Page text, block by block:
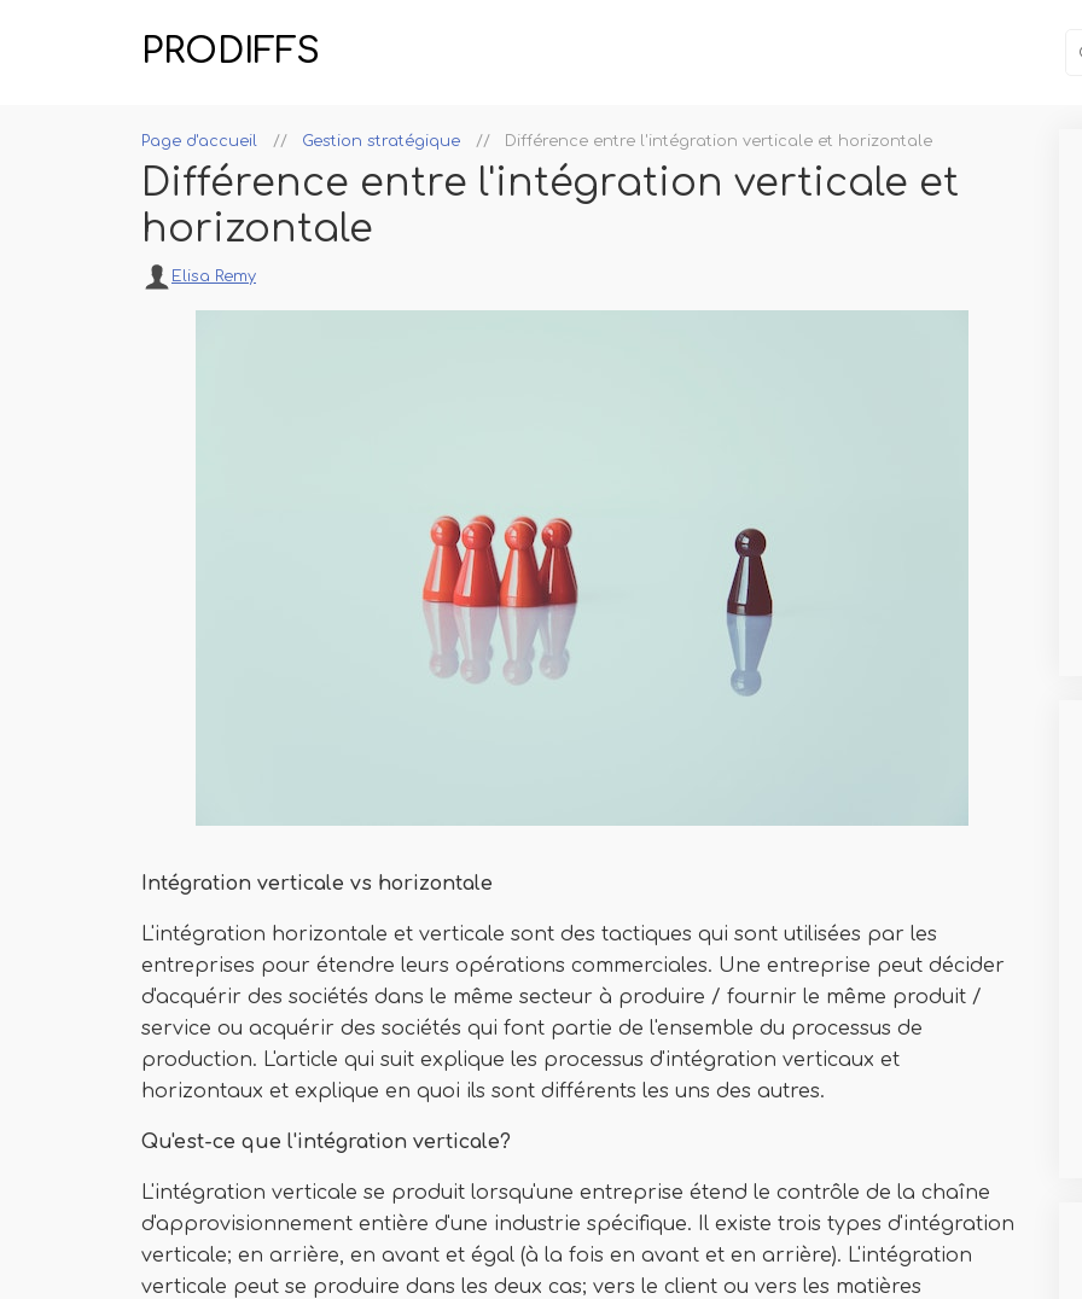
PRODIFFS
Page d'accueil Gestion stratégique Différence entre l'intégration verticale et horizontale
Différence entre l'intégration verticale et
horizontale
Elisa Remy
Intégration verticale vs horizontale
L'intégration horizontale et verticale sont des tactiques qui sont utilisées par les
entreprises pour étendre leurs opérations commerciales. Une entreprise peut décider
d'acquérir des sociétés dans le même secteur à produire / fournir le même produit /
service ou acquérir des sociétés qui font partie de l'ensemble du processus de
production. L'article qui suit explique les processus d'intégration verticaux et
horizontaux et explique en quoi ils sont différents les uns des autres.
Qu'est-ce que l'intégration verticale?
L'intégration verticale se produit lorsqu'une entreprise étend le contrôle de la chaîne
d'approvisionnement entière d'une industrie spécifique. Il existe trois types d'intégration
verticale; en arrière, en avant et égal (à la fois en avant et en arrière). L'intégration
verticale peut se produire dans les deux cas; vers le client ou vers les matières